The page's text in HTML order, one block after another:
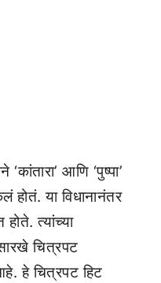
आणि ‘पुष्पा’
होतं. या विधानानंतर
त्यांच्या
चित्रपट
हे चित्रपट हिट